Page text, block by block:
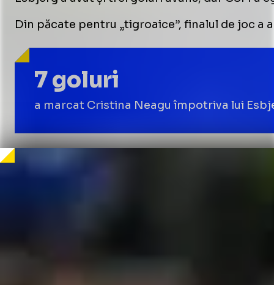
Din păcate pentru „tigroaice”, finalul de joc
7 goluri
a marcat Cristina Neagu împotriva lui